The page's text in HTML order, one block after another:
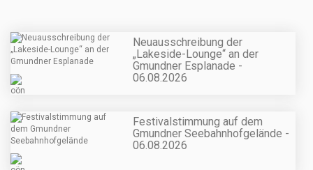
Neuausschreibung der
„Lakeside-Lounge“ an der
Gmundner Esplanade -
06.08.2026
Festivalstimmung auf dem
Gmundner Seebahnhofgelände -
06.08.2026